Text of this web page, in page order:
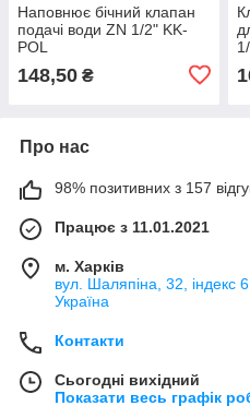
Наповнює бічний клапан
подачі води ZN 1/2" KK-
POL
148,50 ₴
Про нас
98% позитивних з 157
Працює з 11.01.2021
м. Харків
вул. Шаляпіна, 32, індекс
Україна
Контакти
Сьогодні вихідний
Показати весь графік